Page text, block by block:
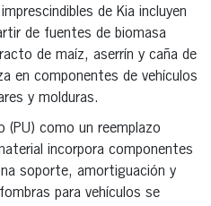
de Kia incluyen
de fuentes de biomasa
de maíz, aserrín y caña de
en componentes de vehículos
y molduras.
(PU) como un reemplazo
incorpora componentes
soporte, amortiguación y
para vehículos se